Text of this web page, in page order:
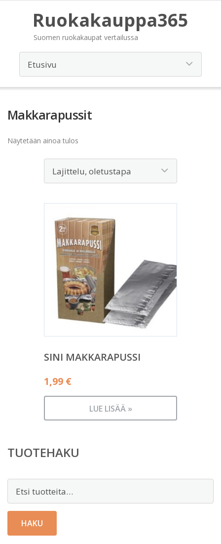
Ruokakauppa365
Suomen ruokakaupat vertailussa
Makkarapussit
Näytetään ainoa tulos
SINI MAKKARAPUSSI
1,99 €
LUE LISÄÄ »
TUOTEHAKU
HAKU